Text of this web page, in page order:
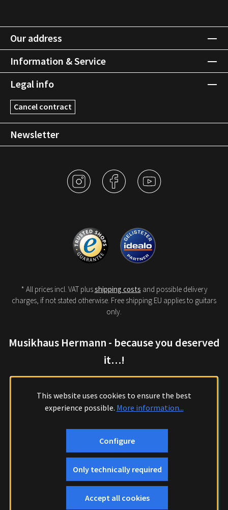
Our address
Information & Service
Legal info
Cancel contract
Newsletter
* All prices incl. VAT plusshipping costs and possible delivery
charges, if not stated otherwise. Free shipping EU applies to guitars
only.
Musikhaus Hermann - because you deserved
it…!
This website uses cookies to ensure the best
experience possible. More information...
Only technically required
Configure
Accept all cookies